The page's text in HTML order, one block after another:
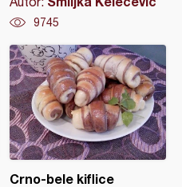
9745
Crno-bele kiflice